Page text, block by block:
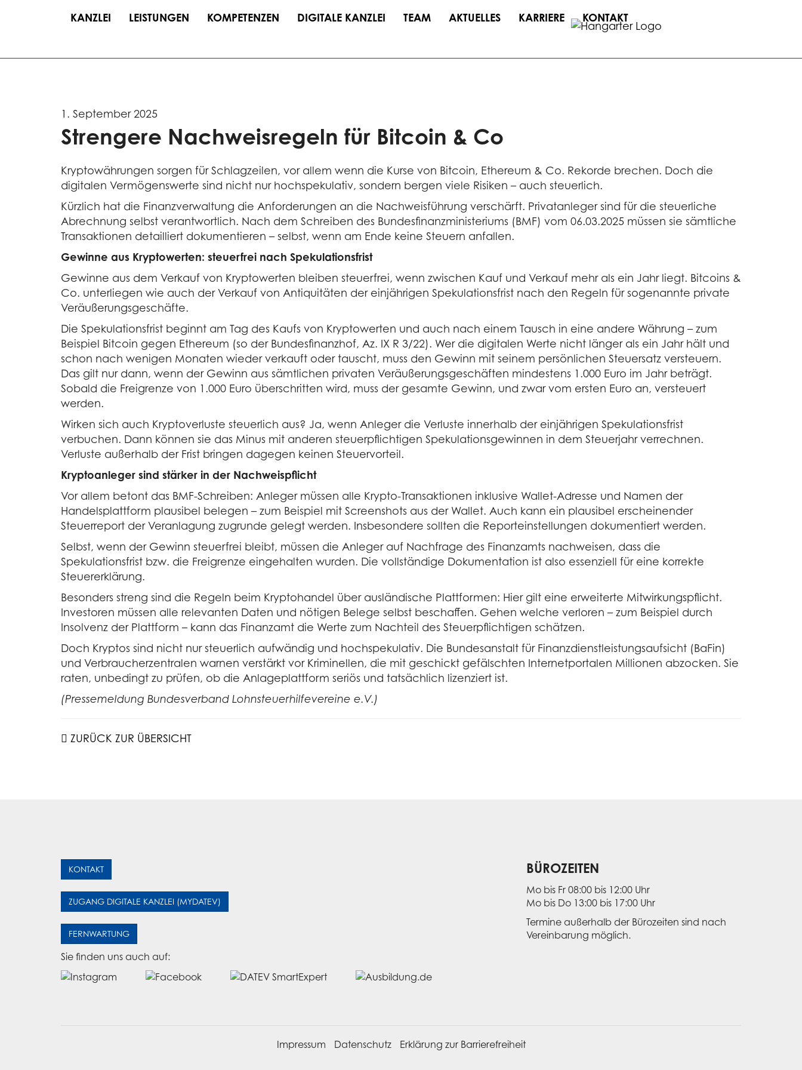
KANZLEI LEISTUNGEN KOMPETENZEN DIGITALE KANZLEI TEAM AKTUELLES KARRIERE KONTAKT
1. September 2025
Strengere Nachweisregeln für Bitcoin & Co
Kryptowährungen sorgen für Schlagzeilen, vor allem wenn die Kurse von Bitcoin, Ethereum & Co. Rekorde brechen. Doch die
digitalen Vermögenswerte sind nicht nur hochspekulativ, sondern bergen viele Risiken – auch steuerlich.
Kürzlich hat die Finanzverwaltung die Anforderungen an die Nachweisführung verschärft. Privatanleger sind für die steuerliche
Abrechnung selbst verantwortlich. Nach dem Schreiben des Bundesfinanzministeriums (BMF) vom 06.03.2025 müssen sie sämtliche
Transaktionen detailliert dokumentieren – selbst, wenn am Ende keine Steuern anfallen.
Gewinne aus Kryptowerten: steuerfrei nach Spekulationsfrist
Gewinne aus dem Verkauf von Kryptowerten bleiben steuerfrei, wenn zwischen Kauf und Verkauf mehr als ein Jahr liegt. Bitcoins &
Co. unterliegen wie auch der Verkauf von Antiquitäten der einjährigen Spekulationsfrist nach den Regeln für sogenannte private
Veräußerungsgeschäfte.
Die Spekulationsfrist beginnt am Tag des Kaufs von Kryptowerten und auch nach einem Tausch in eine andere Währung – zum
Beispiel Bitcoin gegen Ethereum (so der Bundesfinanzhof, Az. IX R 3/22). Wer die digitalen Werte nicht länger als ein Jahr hält und
schon nach wenigen Monaten wieder verkauft oder tauscht, muss den Gewinn mit seinem persönlichen Steuersatz versteuern.
Das gilt nur dann, wenn der Gewinn aus sämtlichen privaten Veräußerungsgeschäften mindestens 1.000 Euro im Jahr beträgt.
Sobald die Freigrenze von 1.000 Euro überschritten wird, muss der gesamte Gewinn, und zwar vom ersten Euro an, versteuert
werden.
Wirken sich auch Kryptoverluste steuerlich aus? Ja, wenn Anleger die Verluste innerhalb der einjährigen Spekulationsfrist
verbuchen. Dann können sie das Minus mit anderen steuerpflichtigen Spekulationsgewinnen in dem Steuerjahr verrechnen.
Verluste außerhalb der Frist bringen dagegen keinen Steuervorteil.
Kryptoanleger sind stärker in der Nachweispflicht
Vor allem betont das BMF-Schreiben: Anleger müssen alle Krypto-Transaktionen inklusive Wallet-Adresse und Namen der
Handelsplattform plausibel belegen – zum Beispiel mit Screenshots aus der Wallet. Auch kann ein plausibel erscheinender
Steuerreport der Veranlagung zugrunde gelegt werden. Insbesondere sollten die Reporteinstellungen dokumentiert werden.
Selbst, wenn der Gewinn steuerfrei bleibt, müssen die Anleger auf Nachfrage des Finanzamts nachweisen, dass die
Spekulationsfrist bzw. die Freigrenze eingehalten wurden. Die vollständige Dokumentation ist also essenziell für eine korrekte
Steuererklärung.
Besonders streng sind die Regeln beim Kryptohandel über ausländische Plattformen: Hier gilt eine erweiterte Mitwirkungspflicht.
Investoren müssen alle relevanten Daten und nötigen Belege selbst beschaffen. Gehen welche verloren – zum Beispiel durch
Insolvenz der Plattform – kann das Finanzamt die Werte zum Nachteil des Steuerpflichtigen schätzen.
Doch Kryptos sind nicht nur steuerlich aufwändig und hochspekulativ. Die Bundesanstalt für Finanzdienstleistungsaufsicht (BaFin)
und Verbraucherzentralen warnen verstärkt vor Kriminellen, die mit geschickt gefälschten Internetportalen Millionen abzocken. Sie
raten, unbedingt zu prüfen, ob die Anlageplattform seriös und tatsächlich lizenziert ist.
(Pressemeldung Bundesverband Lohnsteuerhilfevereine e.V.)
ZURÜCK ZUR ÜBERSICHT
KONTAKT
ZUGANG DIGITALE KANZLEI (MYDATEV)
FERNWARTUNG
Sie finden uns auch auf:
BÜROZEITEN
Mo bis Fr 08:00 bis 12:00 Uhr
Mo bis Do 13:00 bis 17:00 Uhr
Termine außerhalb der Bürozeiten sind nach
Vereinbarung möglich.
Impressum Datenschutz Erklärung zur Barrierefreiheit